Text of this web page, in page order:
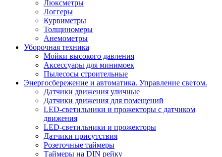
Люксметры
Логгеры
Курвиметры
Толщиномеры
Анемометры
Уборочная техника
Мойки высокого давления
Аксессуары для минимоек
Пылесосы строительные
Энергосбережение и автоматика. Управление светом.
Датчики движения уличные
Датчики движения для помещений
LED-светильники и прожекторы с датчиком
движения
LED-светильники и прожекторы
Датчики присутствия
Розеточные таймеры
Таймеры на DIN рейку